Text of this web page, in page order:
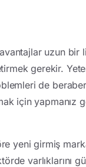
avantajlar uzun
gerekir.
de
için yapmanız
yeni girmiş
varlıklarını